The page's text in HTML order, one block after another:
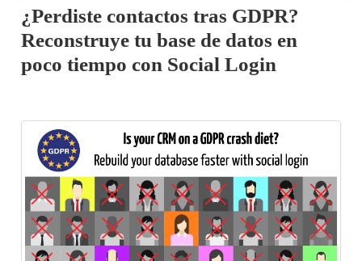
¿Perdiste contactos tras GDPR?
Reconstruye tu base de datos en
poco tiempo con Social Login